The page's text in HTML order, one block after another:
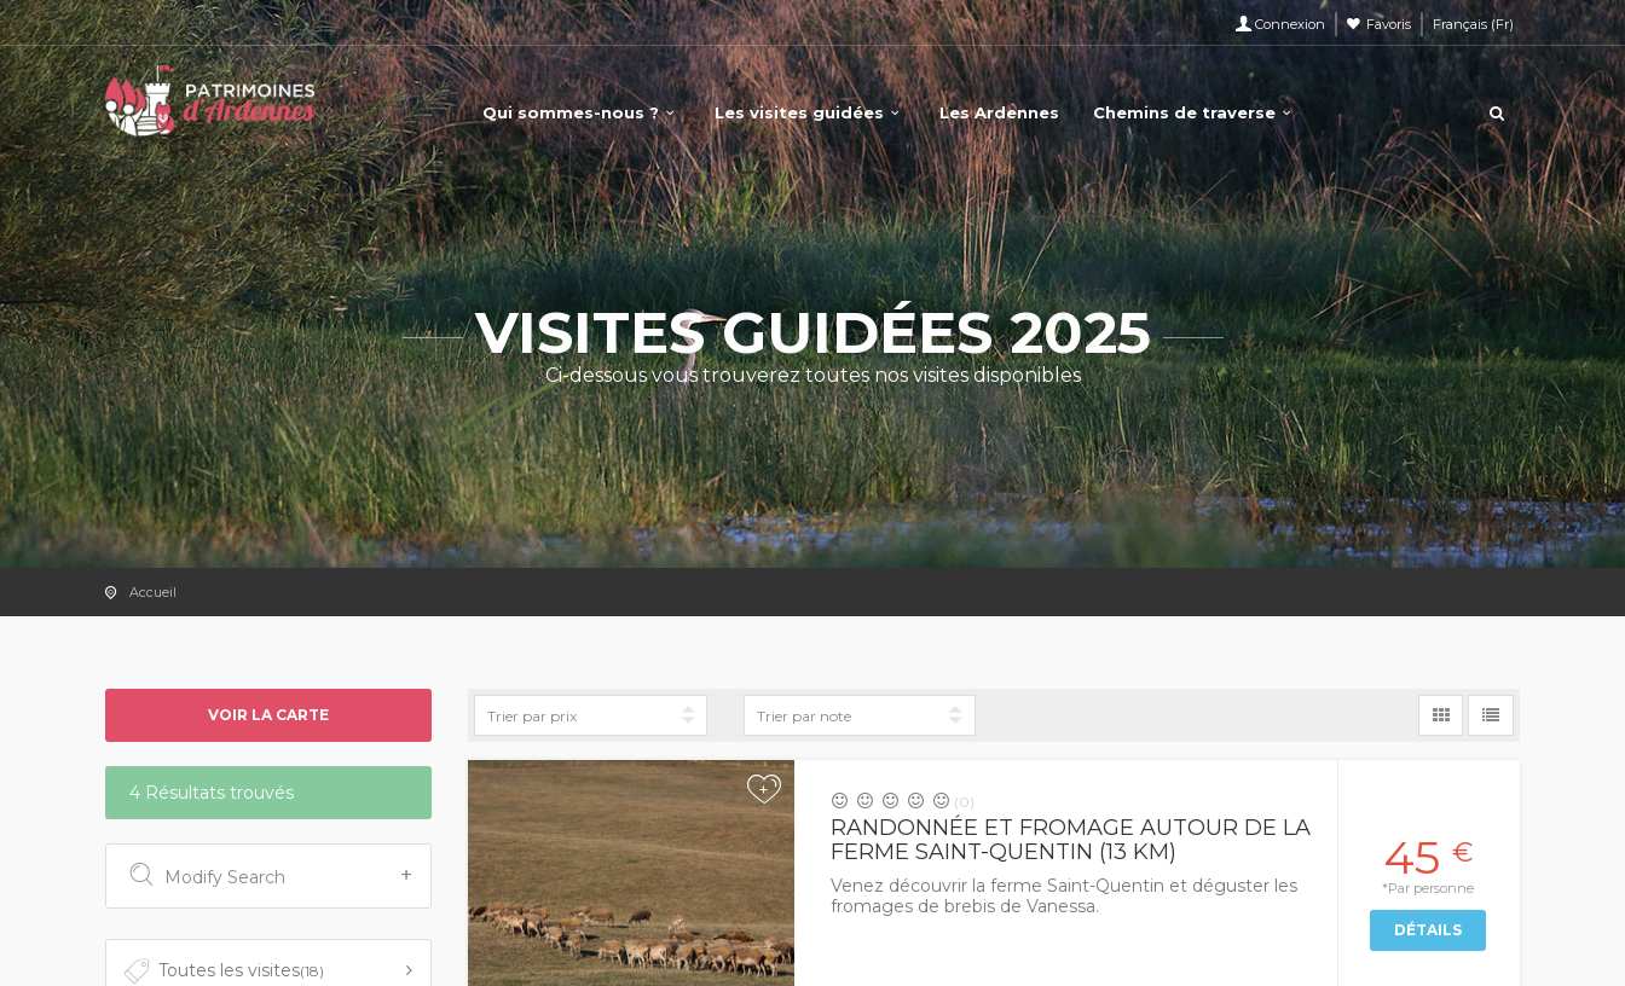
Connexion Favoris Français (Fr)
Qui sommes-nous ? Les visites guidées Les Ardennes Chemins de traverse
VISITES GUIDÉES 2025
Ci-dessous vous trouverez toutes nos visites disponibles
Accueil
VOIR LA CARTE
4 Résultats trouvés
Modify Search
Toutes les visites(18)
+
(0)
RANDONNÉE ET FROMAGE AUTOUR DE LA
FERME SAINT-QUENTIN (13 KM)
Venez découvrir la ferme Saint-Quentin et déguster les
fromages de brebis de Vanessa.
45€
*Par personne
DÉTAILS